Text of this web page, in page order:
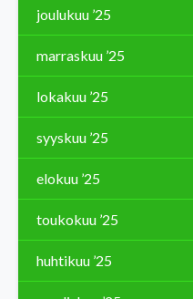
joulukuu ’25
marraskuu ’25
lokakuu ’25
syyskuu ’25
elokuu ’25
toukokuu ’25
huhtikuu ’25